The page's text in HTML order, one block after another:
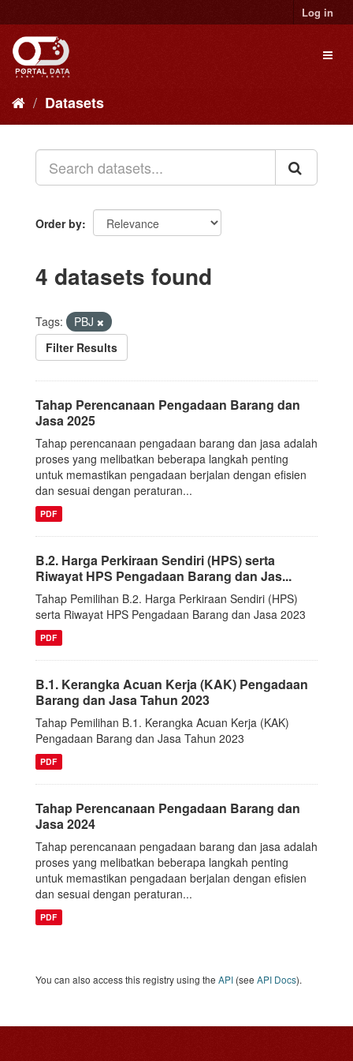
to
content
Log in
Datasets
Order by
4 datasets found
Tags:
PBJ
Filter Results
Tahap Perencanaan Pengadaan Barang dan
Jasa 2025
Tahap perencanaan pengadaan barang dan jasa adalah
proses yang melibatkan beberapa langkah penting
untuk memastikan pengadaan berjalan dengan efisien
dan sesuai dengan peraturan...
PDF
B.2. Harga Perkiraan Sendiri (HPS) serta
Riwayat HPS Pengadaan Barang dan Jas...
Tahap Pemilihan B.2. Harga Perkiraan Sendiri (HPS)
serta Riwayat HPS Pengadaan Barang dan Jasa 2023
PDF
B.1. Kerangka Acuan Kerja (KAK) Pengadaan
Barang dan Jasa Tahun 2023
Tahap Pemilihan B.1. Kerangka Acuan Kerja (KAK)
Pengadaan Barang dan Jasa Tahun 2023
PDF
Tahap Perencanaan Pengadaan Barang dan
Jasa 2024
Tahap perencanaan pengadaan barang dan jasa adalah
proses yang melibatkan beberapa langkah penting
untuk memastikan pengadaan berjalan dengan efisien
dan sesuai dengan peraturan...
PDF
You can also access this registry using the API (see API Docs).